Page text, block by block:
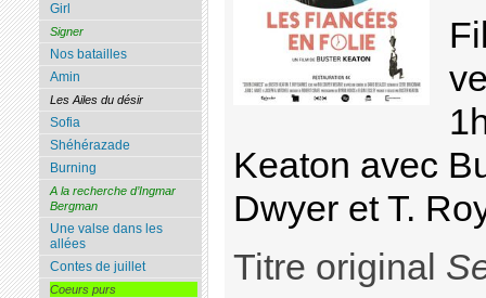
Keaton avec
Dwyer et T.
Titre original
Girl
Signer
Nos batailles
Amin
Les Ailes du désir
Sofia
Shéhérazade
Burning
A la recherche d’Ingmar
Bergman
Une valse dans les
allées
Contes de juillet
Coeurs purs